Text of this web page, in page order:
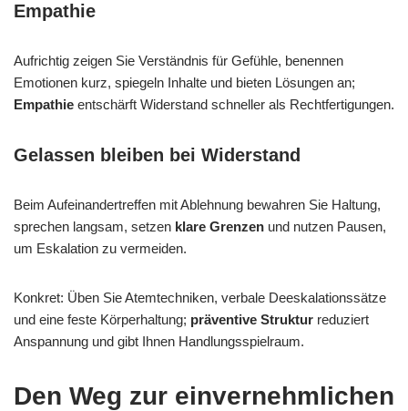
Empathie
Aufrichtig zeigen Sie Verständnis für Gefühle, benennen
Emotionen kurz, spiegeln Inhalte und bieten Lösungen an;
Empathie entschärft Widerstand schneller als Rechtfertigungen.
Gelassen bleiben bei Widerstand
Beim Aufeinandertreffen mit Ablehnung bewahren Sie Haltung,
sprechen langsam, setzen klare Grenzen und nutzen Pausen,
um Eskalation zu vermeiden.
Konkret: Üben Sie Atemtechniken, verbale Deeskalationssätze
und eine feste Körperhaltung; präventive Struktur reduziert
Anspannung und gibt Ihnen Handlungsspielraum.
Den Weg zur einvernehmlichen